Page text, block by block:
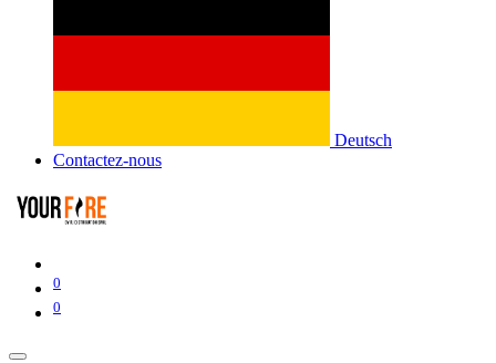
Deutsch
Contactez-nous
0
0